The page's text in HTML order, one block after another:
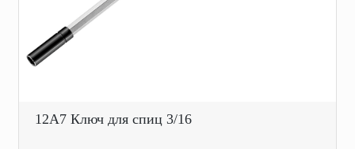
12A7 Ключ для спиц 3/16